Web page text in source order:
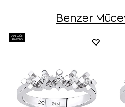
Benzer
AYNI GÜN
KARGO